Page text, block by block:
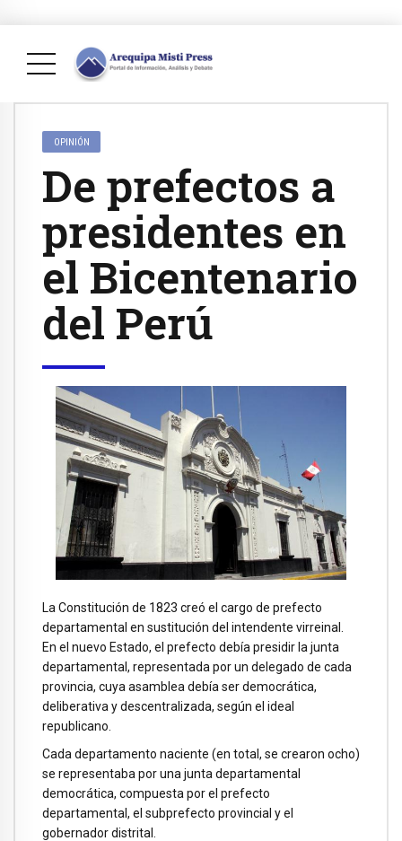
OPINIÓN
De prefectos a
presidentes en
el Bicentenario
del Perú
La Constitución de 1823 creó el cargo de prefecto
departamental en sustitución del intendente virreinal.
En el nuevo Estado, el prefecto debía presidir la junta
departamental, representada por un delegado de cada
provincia, cuya asamblea debía ser democrática,
deliberativa y descentralizada, según el ideal
republicano.
Cada departamento naciente (en total, se crearon ocho)
se representaba por una junta departamental
democrática, compuesta por el prefecto
departamental, el subprefecto provincial y el
gobernador distrital.